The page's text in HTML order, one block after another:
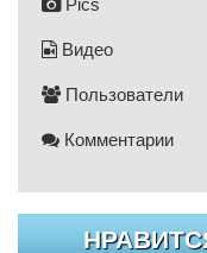
Pics
Видео
Пользователи
Комментарии